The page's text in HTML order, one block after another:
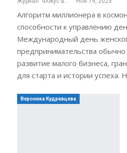
Алгоритм миллионера в
способности к управлению
Международный день
предпринимательства
развитие малого бизнеса,
для старта и истории успеха.
Вероника Кудрявцева